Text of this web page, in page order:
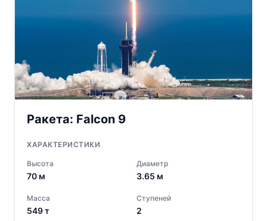
Ракета: Falcon 9
ХАРАКТЕРИСТИКИ
Высота
70 м
Диаметр
3.65 м
Масса
549т
Ступеней
2